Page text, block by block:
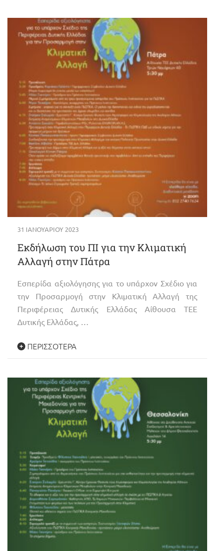
31 ΙΑΝΟΥΑΡΊΟΥ 2023
Εκδήλωση του ΠΙ για την Κλιματική
Αλλαγή στην Πάτρα
Εσπερίδα αξιολόγησης για το υπάρχον Σχέδιο για
την Προσαρμογή στην Κλιματική Αλλαγή της
Περιφέρειας Δυτικής Ελλάδας Αίθουσα ΤΕΕ
Δυτικής Ελλάδας, …
ΠΕΡΙΣΣΌΤΕΡΑ